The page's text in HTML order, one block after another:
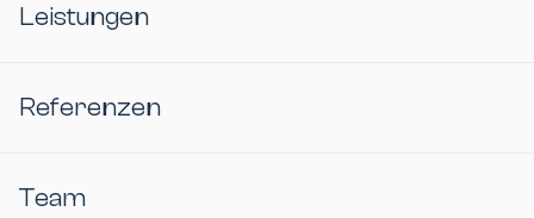
Leistungen
Referenzen
Team